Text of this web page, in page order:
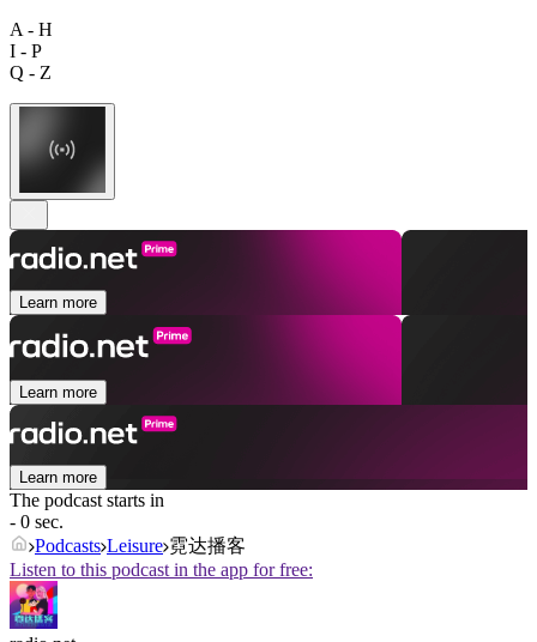
A - H
I - P
Q - Z
Learn more
Learn more
Learn more
The podcast starts in
- 0 sec.
Podcasts Leisure 霓达播客
Listen to this podcast in the app for free: